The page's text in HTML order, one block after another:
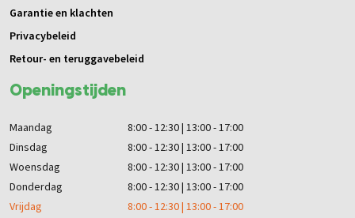
Openingstijden
Maandag
8:00 - 12:30 | 13:00 - 17:00
Dinsdag
8:00 - 12:30 | 13:00 - 17:00
Woensdag
8:00 - 12:30 | 13:00 - 17:00
Donderdag
8:00 - 12:30 | 13:00 - 17:00
Vrijdag
8:00 - 12:30 | 13:00 - 17:00
Garantie en klachten
Privacybeleid
Retour- en teruggavebeleid